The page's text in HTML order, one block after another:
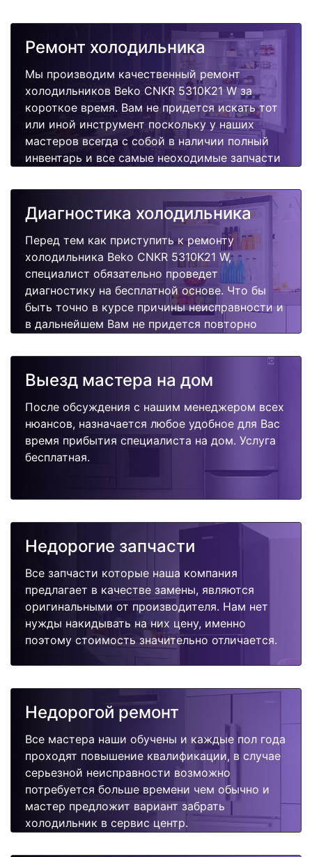
Ремонт холодильника
Мы производим качественный ремонт
холодильников Beko CNKR 5310K21 W за
короткое время. Вам не придется искать тот
или иной инструмент поскольку у наших
мастеров всегда с собой в наличии полный
инвентарь и все самые неоходимые запчасти
быстро, качественно и недорого.
Диагностика холодильника
Перед тем как приступить к ремонту
холодильника Beko CNKR 5310K21 W,
специалист обязательно проведет
диагностику на бесплатной основе. Что бы
быть точно в курсе причины неисправности и
в дальнейшем Вам не придется повторно
поломок.
Выезд мастера на дом
После обсуждения с нашим менеджером всех
нюансов, назначается любое удобное для Вас
время прибытия специалиста на дом. Услуга
бесплатная.
Недорогие запчасти
Все запчасти которые наша компания
предлагает в качестве замены, являются
оригинальными от производителя. Нам нет
нужды накидывать на них цену, именно
поэтому стоимость значительно отличается.
Недорогой ремонт
Все мастера наши обучены и каждые пол года
проходят повышение квалификации, в случае
серьезной неисправности возможно
потребуется больше времени чем обычно и
мастер предложит вариант забрать
холодильник в сервис центр.